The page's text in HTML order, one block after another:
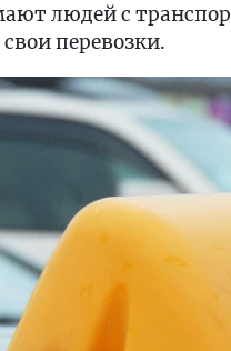
людей с
перевозки.